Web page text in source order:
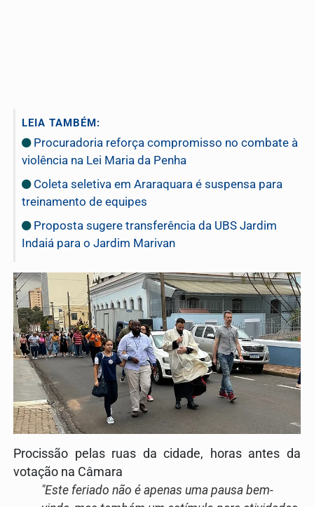
LEIA TAMBÉM:
Procuradoria reforça compromisso no combate à
violência na Lei Maria da Penha
Coleta seletiva em Araraquara é suspensa para
treinamento de equipes
Proposta sugere transferência da UBS Jardim
Indaiá para o Jardim Marivan
Procissão pelas ruas da cidade, horas antes da
votação na Câmara
"Este feriado não é apenas uma pausa bem-